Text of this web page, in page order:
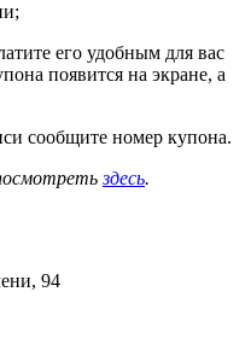
его удобным для вас
появится на экране, а
сообщите номер купона.
здесь.
94